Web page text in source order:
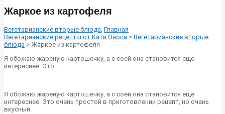
Жаркое из картофеля
Вегетарианские вторые блюда, Главная
Вегетарианские рецепты от Кати Онопа > Вегетарианские вторые
блюда > Жаркое из картофеля
Я обожаю жареную картошечку, а с соей она становится еще
интереснее. Это…
Я обожаю жареную картошечку, а с соей она становится еще
интереснее. Это очень простой в приготовлении рецепт, но очень
вкусный.